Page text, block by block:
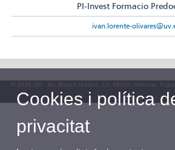
PI-Invest Formacio
ivan.lorente-
© 2026 UV. - Av. Blasco Ibáñez, 13. 46010 València.
Bústia UV
Cookies i política
privacitat